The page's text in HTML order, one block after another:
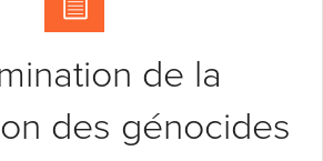
de la
des génocides